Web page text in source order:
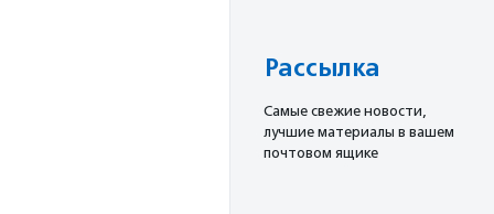
Рассылка
Cамые свежие новости,
лучшие материалы в вашем
почтовом ящике